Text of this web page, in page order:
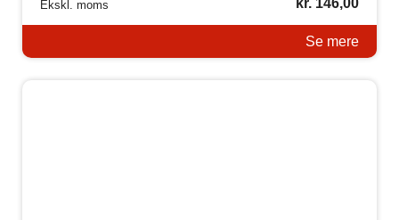
Ekskl. moms kr.146,00
Se mere